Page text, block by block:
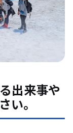
出来事や
い。